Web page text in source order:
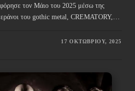
τον Μάιο του 2025 μέσω της
του gothic metal, CREMATORY,…
17 ΟΚΤΩΒΡΊΟΥ, 2025